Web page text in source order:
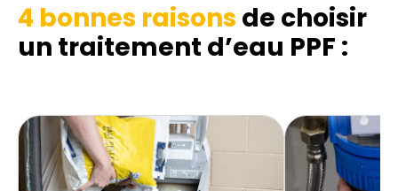
4 bonnes raisons de choisir
un traitement d’eau PPF :